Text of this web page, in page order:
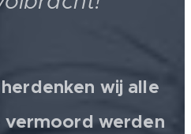
wij alle
werden